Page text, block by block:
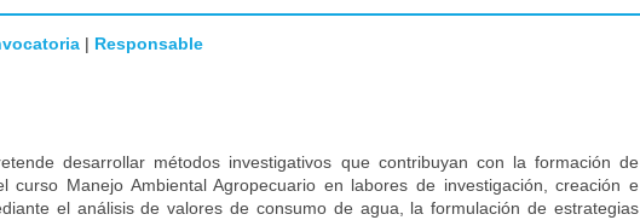
| Responsable
desarrollar métodos investigativos que contribuyan con la formación de
curso Manejo Ambiental Agropecuario en labores de investigación, creación e
el análisis de valores de consumo de agua, la formulación de estrategias